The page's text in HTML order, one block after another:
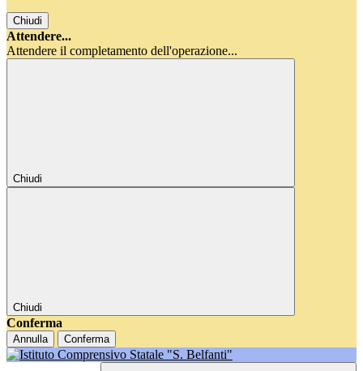
Chiudi
Attendere...
Attendere il completamento dell'operazione...
Chiudi
Chiudi
Conferma
Annulla Conferma